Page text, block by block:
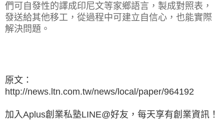
們可自發性的譯成印尼文等家鄉語言，製成對照表，
發送給其他移工，從過程中可建立自信心，也能實際
解決問題。
原文：
http://news.ltn.com.tw/news/local/paper/964192
加入Aplus創業私塾LINE@好友，每天享有創業資訊！